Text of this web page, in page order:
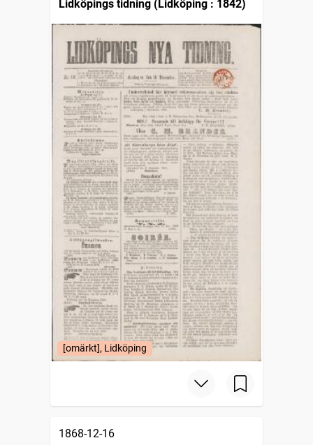
Lidköpings tidning (Lidköping : 1842)
[omärkt], Lidköping
1868-12-16